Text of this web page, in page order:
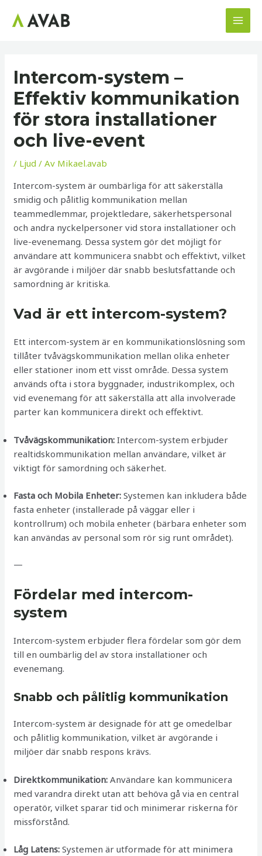
Intercom-system –
Effektiv kommunikation
för stora installationer
och live-event
/ Ljud / Av Mikael.avab
Intercom-system är oumbärliga för att säkerställa
smidig och pålitlig kommunikation mellan
teammedlemmar, projektledare, säkerhetspersonal
och andra nyckelpersoner vid stora installationer och
live-evenemang. Dessa system gör det möjligt för
användare att kommunicera snabbt och effektivt, vilket
är avgörande i miljöer där snabb beslutsfattande och
samordning är kritiska.
Vad är ett intercom-system?
Ett intercom-system är en kommunikationslösning som
tillåter tvåvägskommunikation mellan olika enheter
eller stationer inom ett visst område. Dessa system
används ofta i stora byggnader, industrikomplex, och
vid evenemang för att säkerställa att alla involverade
parter kan kommunicera direkt och effektivt.
Tvåvägskommunikation: Intercom-system erbjuder
realtidskommunikation mellan användare, vilket är
viktigt för samordning och säkerhet.
Fasta och Mobila Enheter: Systemen kan inkludera både
fasta enheter (installerade på väggar eller i
kontrollrum) och mobila enheter (bärbara enheter som
kan användas av personal som rör sig runt området).
—
Fördelar med intercom-
system
Intercom-system erbjuder flera fördelar som gör dem
till en oumbärlig del av stora installationer och
evenemang.
Snabb och pålitlig kommunikation
Intercom-system är designade för att ge omedelbar
och pålitlig kommunikation, vilket är avgörande i
miljöer där snabb respons krävs.
Direktkommunikation: Användare kan kommunicera
med varandra direkt utan att behöva gå via en central
operatör, vilket sparar tid och minimerar riskerna för
missförstånd.
Låg Latens: Systemen är utformade för att minimera